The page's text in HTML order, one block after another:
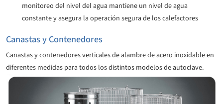
monitoreo del nivel del agua mantiene un nivel de agua
constante y asegura la operación segura de los calefactores
Canastas y Contenedores
Canastas y contenedores verticales de alambre de acero inoxidable en
diferentes medidas para todos los distintos modelos de autoclave.